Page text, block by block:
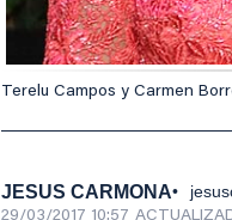
Terelu Campos y Carmen
JESUS CARMONA